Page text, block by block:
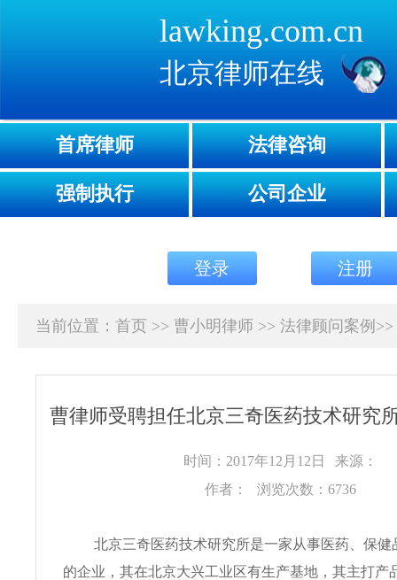
lawking.com.cn
北京律师在线
首席律师 法律咨询
强制执行 公司企业
登录 注册
当前位置： 首页 >> 曹小明律师 >> 法律顾问案例 >>
曹律师受聘担任北京三奇医药技术研究
时间：2017年12月12日
来源：
作者：
浏览次数：6736
北京三奇医药技术研究所是一家从事医药、保健
的企业，其在北京大兴工业区有生产基地，其主打产